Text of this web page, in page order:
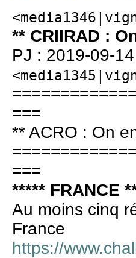
** CRIIRAD :
PJ : 2019-09-
===
** ACRO : On
===
***** FRANCE
Au moins cinq
France
https://